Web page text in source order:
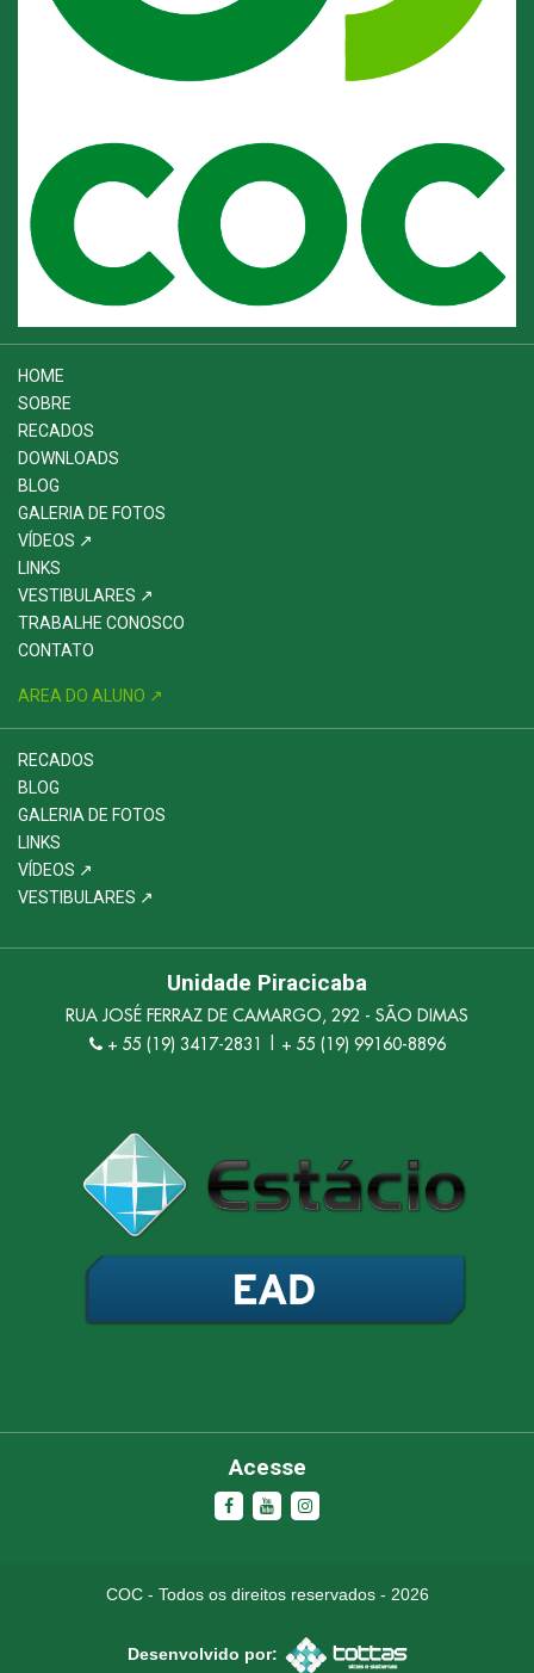
HOME
SOBRE
RECADOS
DOWNLOADS
BLOG
GALERIA DE FOTOS
VÍDEOS ↗
LINKS
VESTIBULARES ↗
TRABALHE CONOSCO
CONTATO
AREA DO ALUNO ↗
RECADOS
BLOG
GALERIA DE FOTOS
LINKS
VÍDEOS ↗
VESTIBULARES ↗
Unidade Piracicaba
RUA JOSÉ FERRAZ DE CAMARGO, 292 - SÃO DIMAS
+ 55 (19) 3417-2831 | + 55 (19) 99160-8896
Acesse
COC - Todos os direitos reservados - 2026
Desenvolvido por: